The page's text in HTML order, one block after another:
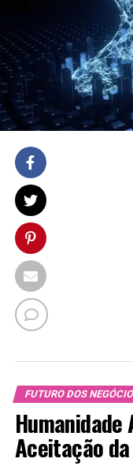
FUTURO DOS
Humanidade
Aceitação